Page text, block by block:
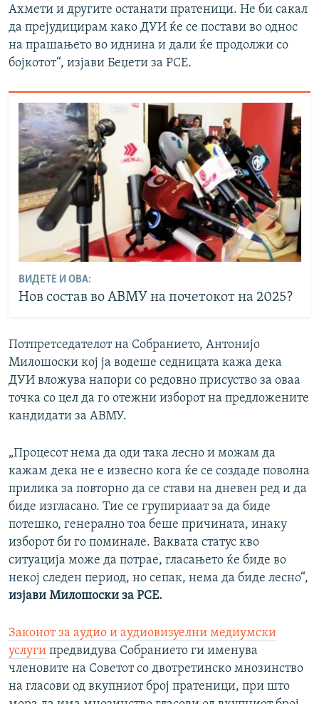
Ахмети и другите останати пратеници. Не би сакал
да прејудицирам како ДУИ ќе се постави во однос
на прашањето во иднина и дали ќе продолжи со
бојкотот“, изјави Беџети за РСЕ.
ВИДЕТЕ И ОВА:
Нов состав во АВМУ на почетокот на 2025?
Потпретседателот на Собранието, Антонијо
Милошоски кој ја водеше седницата кажа дека
ДУИ вложува напори со редовно присуство за оваа
точка со цел да го отежни изборот на предложените
кандидати за АВМУ.
„Процесот нема да оди така лесно и можам да
кажам дека не е извесно кога ќе се создаде поволна
прилика за повторно да се стави на дневен ред и да
биде изгласано. Тие се групириаат за да биде
потешко, генерално тоа беше причината, инаку
изборот би го поминале. Ваквата статус кво
ситуација може да потрае, гласањето ќе биде во
некој следен период, но сепак, нема да биде лесно“,
изјави Милошоски за РСЕ.
Законот за аудио и аудиовизуелни медиумски
услуги предвидува Собранието ги именува
членовите на Советот со двотретинско мнозинство
на гласови од вкупниот број пратеници, при што